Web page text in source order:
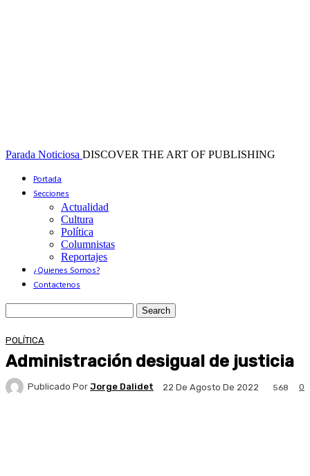
Parada Noticiosa DISCOVER THE ART OF PUBLISHING
Portada
Secciones
Actualidad
Cultura
Política
Columnistas
Reportajes
¿Quienes Somos?
Contactenos
POLÍTICA
Administración desigual de justicia
Publicado Por Jorge Dalidet 22 De Agosto De 2022 0
568